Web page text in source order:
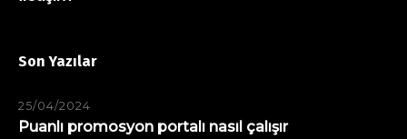
Son Yazılar
25/04/2024
Puanlı promosyon portalı nasıl çalışır